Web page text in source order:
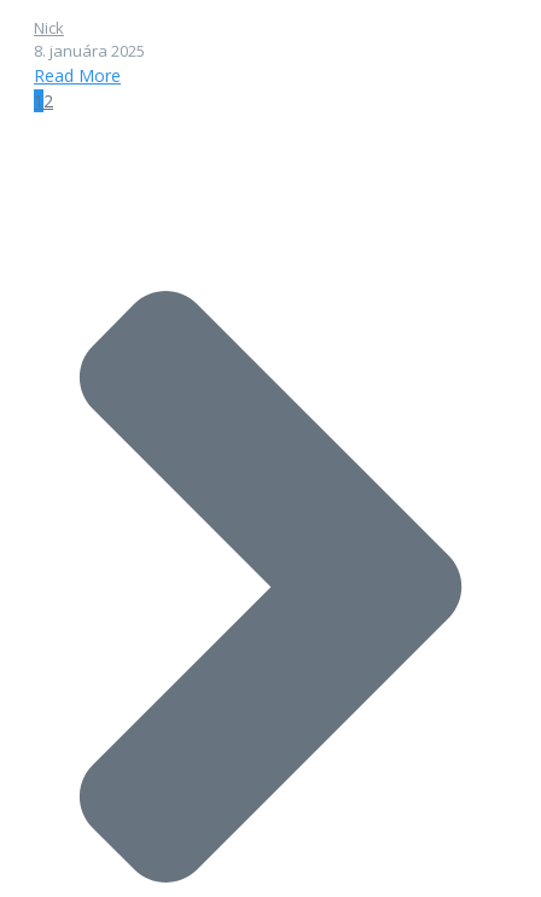
Nick
8. januára 2025
Read More
1 2